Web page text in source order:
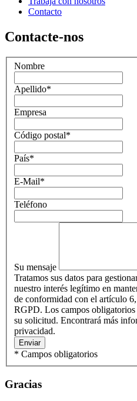
Contacto
Contacte-nos
Nombre
Apellido*
Empresa
Código postal*
País*
E-Mail*
Teléfono
Su mensaje
Tratamos sus datos para
nuestro interés legítimo en
de conformidad con el artículo
RGPD. Los campos obligatorios
su solicitud. Encontrará más
privacidad.
Enviar
* Campos obligatorios
Gracias